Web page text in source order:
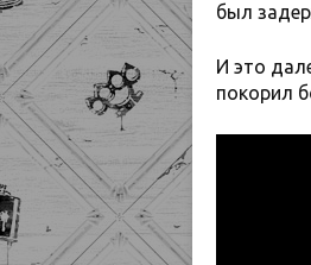
был
И это
покорил